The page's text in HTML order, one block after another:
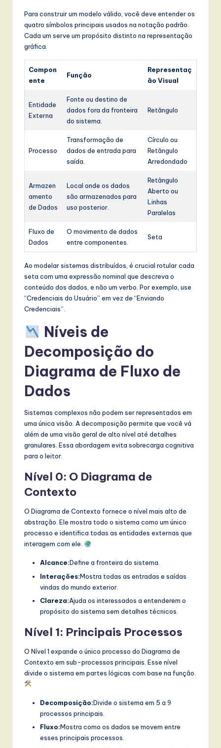
Para construir um modelo válido, você deve entender os
quatro símbolos principais usados na notação padrão.
Cada um serve um propósito distinto na representação
gráfica.
Compon
ente
Função
Representaç
ão Visual
Entidade
Externa
Fonte ou destino de
dados fora da fronteira
do sistema.
Retângulo
Processo
Transformação de
dados de entrada para
saída.
Círculo ou
Retângulo
Arredondado
Armazen
amento
de Dados
Local onde os dados
são armazenados para
uso posterior.
Retângulo
Aberto ou
Linhas
Paralelas
Fluxo de
Dados
O movimento de dados
entre componentes.
Seta
Ao modelar sistemas distribuídos, é crucial rotular cada
seta com uma expressão nominal que descreva o
conteúdo dos dados, e não um verbo. Por exemplo, use
“Credenciais do Usuário” em vez de “Enviando
Credenciais”.
Níveis de
Decomposição do
Diagrama de Fluxo de
Dados
Sistemas complexos não podem ser representados em
uma única visão. A decomposição permite que você vá
além de uma visão geral de alto nível até detalhes
granulares. Essa abordagem evita sobrecarga cognitiva
para o leitor.
Nível 0: O Diagrama de
Contexto
O Diagrama de Contexto fornece o nível mais alto de
abstração. Ele mostra todo o sistema como um único
processo e identifica todas as entidades externas que
interagem com ele.
Alcance:Define a fronteira do sistema.
Interações:Mostra todas as entradas e saídas
vindas do mundo exterior.
Clareza:Ajuda os interessados a entenderem o
propósito do sistema sem detalhes técnicos.
Nível 1: Principais Processos
O Nível 1 expande o único processo do Diagrama de
Contexto em sub-processos principais. Esse nível
divide o sistema em partes lógicas com base na função.
Decomposição:Divide o sistema em 5 a 9
processos principais.
Fluxo:Mostra como os dados se movem entre
esses principais processos.